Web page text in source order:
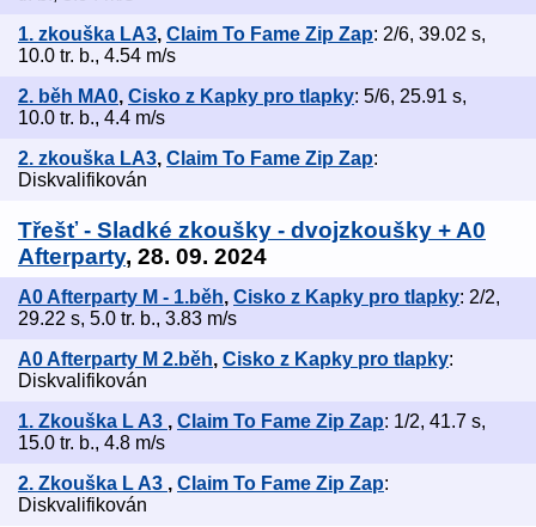
1. zkouška LA3, Claim To Fame Zip Zap: 2/6, 39.02 s,
10.0 tr. b., 4.54 m/s
2. běh MA0, Cisko z Kapky pro tlapky: 5/6, 25.91 s,
10.0 tr. b., 4.4 m/s
2. zkouška LA3, Claim To Fame Zip Zap:
Diskvalifikován
Třešť - Sladké zkoušky - dvojzkoušky + A0
Afterparty, 28. 09. 2024
A0 Afterparty M - 1.běh, Cisko z Kapky pro tlapky: 2/2,
29.22 s, 5.0 tr. b., 3.83 m/s
A0 Afterparty M 2.běh, Cisko z Kapky pro tlapky:
Diskvalifikován
1. Zkouška L A3 , Claim To Fame Zip Zap: 1/2, 41.7 s,
15.0 tr. b., 4.8 m/s
2. Zkouška L A3 , Claim To Fame Zip Zap:
Diskvalifikován